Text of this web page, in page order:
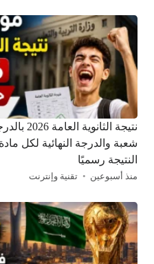
نتيجة
شعبة والدرجة النهائية لكل
النتيجة رسميًا
منذ أسبوعين تقنية وإنترنت